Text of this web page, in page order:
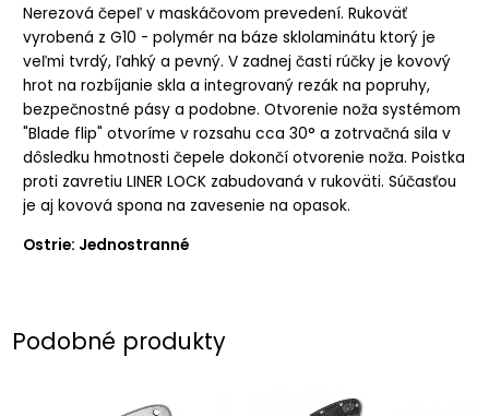
Nerezová čepeľ v maskáčovom prevedení. Rukoväť
vyrobená z G10 - polymér na báze sklolaminátu ktorý je
veľmi tvrdý, ľahký a pevný. V zadnej časti rúčky je kovový
hrot na rozbíjanie skla a integrovaný rezák na popruhy,
bezpečnostné pásy a podobne. Otvorenie noža systémom
"Blade flip" otvoríme v rozsahu cca 30° a zotrvačná sila v
dôsledku hmotnosti čepele dokončí otvorenie noža. Poistka
proti zavretiu LINER LOCK zabudovaná v rukoväti. Súčasťou
je aj kovová spona na zavesenie na opasok.
Ostrie: Jednostranné
Podobné produkty